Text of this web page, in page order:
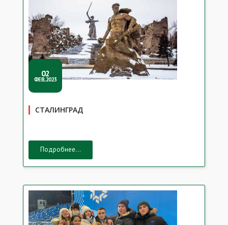
02
ФЕВ,2023
СТАЛИНГРАД
Подробнее...